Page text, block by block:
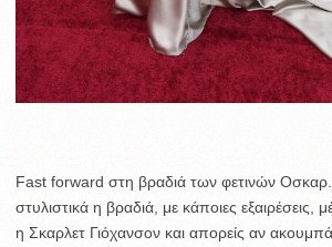
Fast forward στη βραδιά των φετινών Οσκαρ.
στυλιστικά η βραδιά, με κάποιες εξαιρέσεις,
η Σκαρλετ Γιόχανσον και απορείς αν